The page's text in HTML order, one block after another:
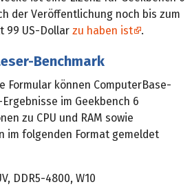
der Veröffentlichung noch bis zum
99 US-Dollar zu haben ist .
Benchmark
Formular können ComputerBase-
im Geekbench 6
zu CPU und RAM sowie
im folgenden Format gemeldet
DDR5-4800, W10